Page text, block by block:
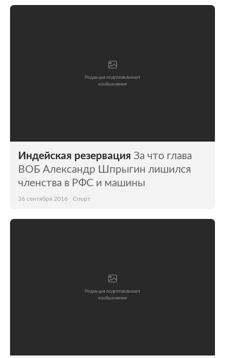
Индейская резервация За что глава
ВОБ Александр Шпрыгин лишился
членства в РФС и машины
26 сентября 2016 Спорт